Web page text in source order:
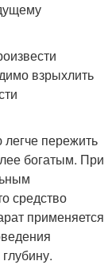
взрыхлить
пережить
богатым. При
средство
применяется